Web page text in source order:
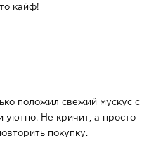
кайф!
положил свежий мускус с
уютно. Не кричит, а просто
покупку.